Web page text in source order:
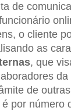
de
o cliente
as
, que
de
por